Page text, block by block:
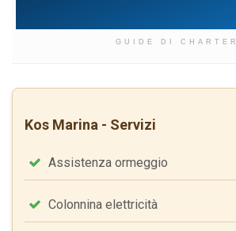
GUIDE DI CHARTER
Kos Marina - Servizi
Assistenza ormeggio
Colonnina elettricità